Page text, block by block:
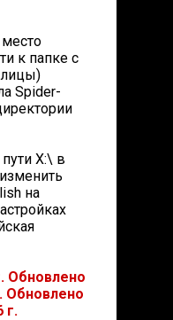
к папке с
Spider-
X:\ в
на
Обновлено
Обновлено
г.